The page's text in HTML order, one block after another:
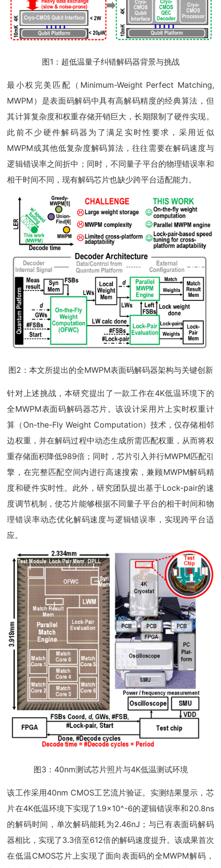
图1：超低温量子纠错解码器背景与挑战
最小权完美匹配（Minimum-Weight Perfect Matching,
MWPM）是表面码解码中具有高解码精度的经典算法，但
其计算复杂度和权重存储开销巨大，长期限制了硬件实现。
此前不少硬件解码器为了满足实时性要求，采用近似
MWPM或其他低复杂度解码算法，往往需要在解码速度与
逻辑错误率之间折中；同时，不同量子平台的物理错误率和
相干时间不同，现有解码芯片也缺少跨平台适配能力。
图2：本文所提出的全MWPM表面码解码器架构与关键创新
针对上述挑战，本研究提出了一款工作在4K低温环境下的
全MWPM表面码解码器芯片。该设计采用片上实时权重计
算（On-the-Fly Weight Computation）技术，仅存储相邻
边权重，并在解码过程中动态生成所需匹配权重，从而将权
重存储面积降低989倍；同时，芯片引入并行MWPM匹配引
擎，在完整匹配空间内进行高速搜索，兼顾MWPM解码精
度和硬件实时性。此外，研究团队提出基于Lock-pair的速
度调节机制，使芯片能够根据不同量子平台的相干时间和物
理错误率动态优化解码速度与逻辑错误率，实现跨平台适
应。
图3：40nm测试芯片照片与4K低温测试环境
该工作采用40nm CMOS工艺流片验证。实测结果显示，芯
片在4K低温环境下实现了1.9×10^-6的逻辑错误率和20.8ns
的解码时间，单次解码能耗为2.46nJ；与已有表面码解码
器相比，实现了3.3倍至612倍的解码速度提升。该成果首次
在低温CMOS芯片上实现了面向表面码的全MWPM解码，